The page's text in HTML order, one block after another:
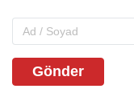
Gönder